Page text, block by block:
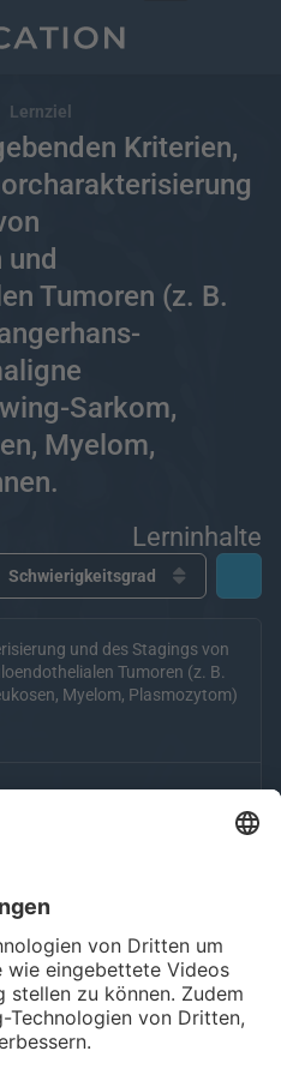
Lernziel
Kriterien,
Tumoren (z. B.
Sarkom,
Myelom,
Lerninhalte
Deutsch Englisch
und des Stagings von
Tumoren (z. B.
Myelom, Plasmozytom)